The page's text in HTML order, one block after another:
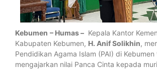
Kebumen – Humas – Kepala Kantor
Kabupaten Kebumen, H. Anif Solikhin,
Pendidikan Agama Islam (PAI) di
mengajarkan nilai Panca Cinta kepada